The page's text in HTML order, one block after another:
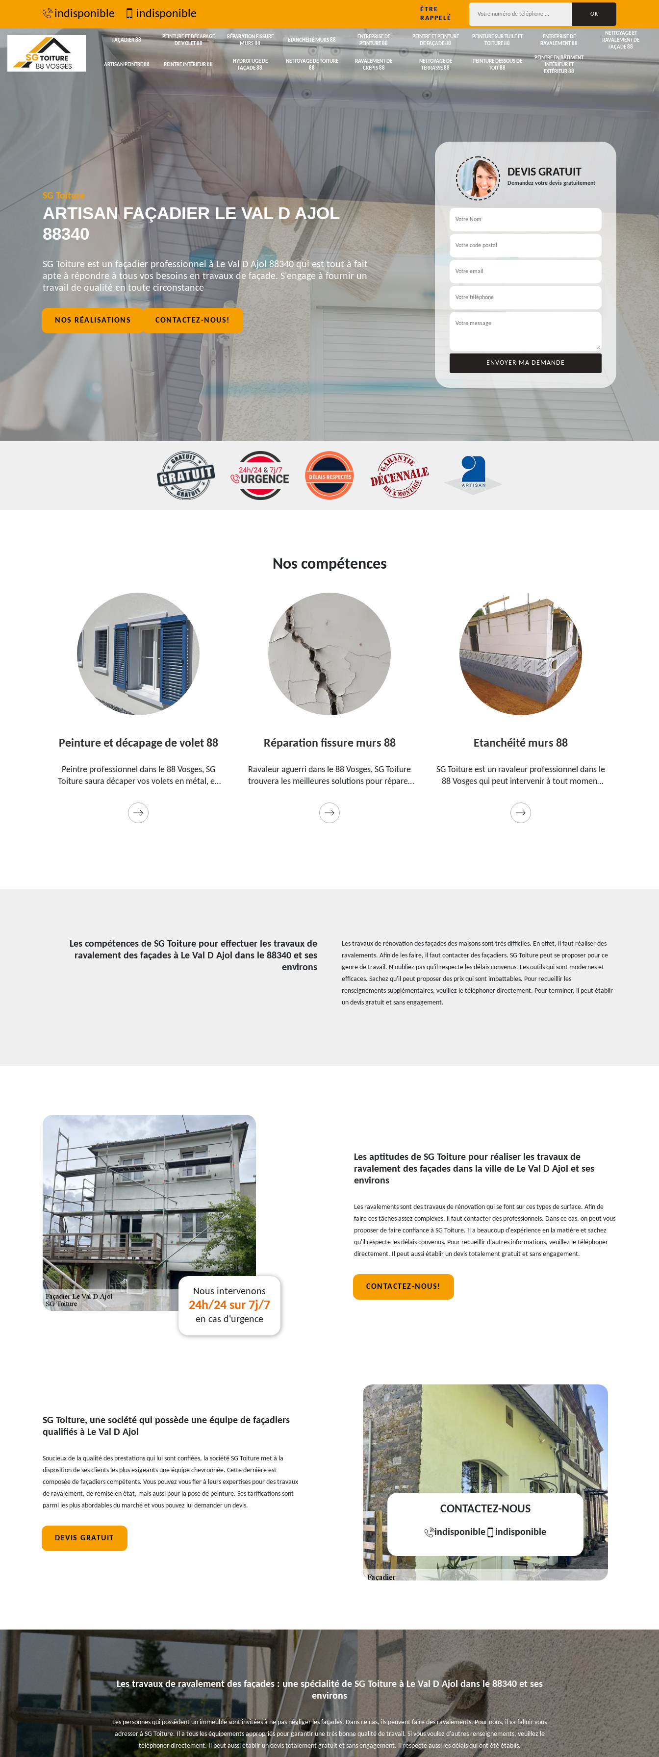
indisponible indisponible
ÊTRE
RAPPELÉ
FAÇADIER 88
PEINTURE ET DÉCAPAGE
DE VOLET 88
RÉPARATION FISSURE
MURS 88
ETANCHÉITÉ MURS 88
ENTREPRISE DE
PEINTURE 88
PEINTRE ET PEINTURE
DE FAÇADE 88
PEINTURE SUR TUILE ET
TOITURE 88
ENTREPRISE DE
RAVALEMENT 88
NETTOYAGE ET
RAVALEMENT DE
FAÇADE 88
ARTISAN PEINTRE 88 PEINTRE INTÉRIEUR 88
HYDROFUGE DE
FAÇADE 88
NETTOYAGE DE TOITURE
88
RAVALEMENT DE
CRÉPIS 88
NETTOYAGE DE
TERRASSE 88
PEINTURE DESSOUS DE
TOIT 88
PEINTRE EN BÂTIMENT
INTÉRIEUR ET
EXTÉRIEUR 88
SG Toiture
ARTISAN FAÇADIER LE VAL D AJOL
88340
SG Toiture est un façadier professionnel à Le Val D Ajol 88340 qui est tout à fait
apte à répondre à tous vos besoins en travaux de façade. S'engage à fournir un
travail de qualité en toute circonstance
NOS RÉALISATIONS CONTACTEZ-NOUS!
DEVIS GRATUIT
Demandez votre devis gratuitement
Nos compétences
Peinture et décapage de volet 88
Peintre professionnel dans le 88 Vosges, SG
Toiture saura décaper vos volets en métal, en
Utilise des produits et des peintures de qualité.
Devis détaillé offert
Réparation fissure murs 88
Ravaleur aguerri dans le 88 Vosges, SG Toiture
trouvera les meilleures solutions pour réparer
qualité et des matériels professionnels. Travaux
garantis décennaux
Etanchéité murs 88
SG Toiture est un ravaleur professionnel dans le
88 Vosges qui peut intervenir à tout moment
pas cher pour ce faire
Les compétences de SG Toiture pour effectuer les travaux de
ravalement des façades à Le Val D Ajol dans le 88340 et ses
environs
Les travaux de rénovation des façades des maisons sont très difficiles. En effet, il faut réaliser des
ravalements. Afin de les faire, il faut contacter des façadiers. SG Toiture peut se proposer pour ce
genre de travail. N'oubliez pas qu'il respecte les délais convenus. Les outils qui sont modernes et
efficaces. Sachez qu'il peut proposer des prix qui sont imbattables. Pour recueillir les
renseignements supplémentaires, veuillez le téléphoner directement. Pour terminer, il peut établir
un devis gratuit et sans engagement.
Nous intervenons
24h/24 sur 7j/7
en cas d'urgence
Les aptitudes de SG Toiture pour réaliser les travaux de
ravalement des façades dans la ville de Le Val D Ajol et ses
environs
Les ravalements sont des travaux de rénovation qui se font sur ces types de surface. Afin de
faire ces tâches assez complexes, il faut contacter des professionnels. Dans ce cas, on peut vous
proposer de faire confiance à SG Toiture. Il a beaucoup d'expérience en la matière et sachez
qu'il respecte les délais convenus. Pour recueillir d'autres informations, veuillez le téléphoner
directement. Il peut aussi établir un devis totalement gratuit et sans engagement.
CONTACTEZ-NOUS!
SG Toiture, une société qui possède une équipe de façadiers
qualifiés à Le Val D Ajol
Soucieux de la qualité des prestations qui lui sont confiées, la société SG Toiture met à la
disposition de ses clients les plus exigeants une équipe chevronnée. Cette dernière est
composée de façadiers compétents. Vous pouvez vous fier à leurs expertises pour des travaux
de ravalement, de remise en état, mais aussi pour la pose de peinture. Ses tarifications sont
parmi les plus abordables du marché et vous pouvez lui demander un devis.
DEVIS GRATUIT
CONTACTEZ-NOUS
indisponible indisponible
Les travaux de ravalement des façades : une spécialité de SG Toiture à Le Val D Ajol dans le 88340 et ses
environs
Les personnes qui possèdent un immeuble sont invitées à ne pas négliger les façades. Dans ce cas, ils peuvent faire des ravalements. Pour nous, il va falloir vous
adresser à SG Toiture. Il a tous les équipements appropriés pour garantir une très bonne qualité de travail. Si vous voulez d'autres renseignements, veuillez le
téléphoner directement. Il peut aussi établir un devis totalement gratuit et sans engagement. Il respecte aussi les délais qui ont été établis.